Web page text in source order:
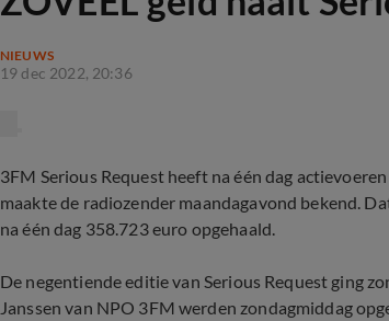
NIEUWS
19 dec 2022, 20:36
3FM Serious Request heeft na één dag
maakte de radiozender maandagavond bekend.
na één dag 358.723 euro opgehaald.
De negentiende editie van Serious Request ging
Janssen van NPO 3FM werden zondagmiddag